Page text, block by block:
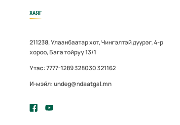
ХАЯГ
211238, Улаанбаатар хот, Чингэлтэй дүүрэг, 4-р
хороо, Бага тойруу 13/1
Утас: 7777-1289 328030 321162
И-мэйл: undeg@ndaatgal.mn